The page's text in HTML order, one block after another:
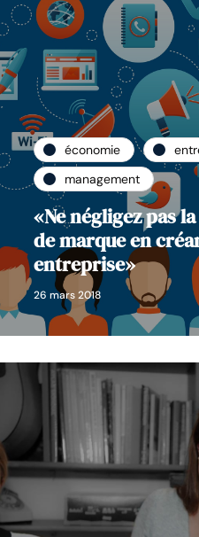
économie
management
«Ne négligez pas
de marque en
entreprise»
26 mars 2018